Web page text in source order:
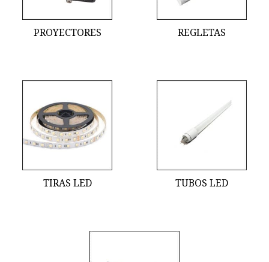
PROYECTORES REGLETAS
TIRAS LED TUBOS LED